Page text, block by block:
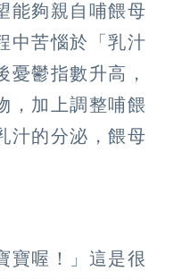
能夠親自哺餵母
中苦惱於「乳汁
憂鬱指數升高，
，加上調整哺餵
汁的分泌，餵母
寶喔！」這是很